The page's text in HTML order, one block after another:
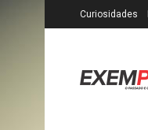
Curiosidades